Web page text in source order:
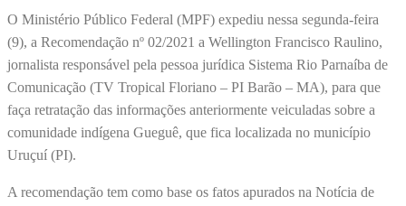
O Ministério Público Federal (MPF) expediu nessa segunda-feira
(9), a Recomendação nº 02/2021 a Wellington Francisco Raulino,
jornalista responsável pela pessoa jurídica Sistema Rio Parnaíba de
Comunicação (TV Tropical Floriano – PI Barão – MA), para que
faça retratação das informações anteriormente veiculadas sobre a
comunidade indígena Gueguê, que fica localizada no município
Uruçuí (PI).
A recomendação tem como base os fatos apurados na Notícia de